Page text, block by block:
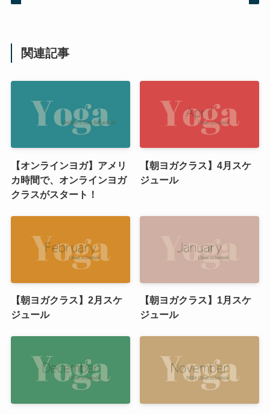
関連記事
【オンラインヨガ】アメリ
カ時間で、オンラインヨガ
クラスがスタート！
【朝ヨガクラス】4月スケ
ジュール
【朝ヨガクラス】2月スケ
ジュール
【朝ヨガクラス】1月スケ
ジュール